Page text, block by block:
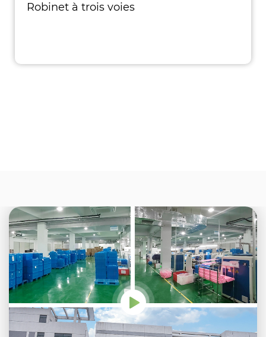
Robinet à trois voies